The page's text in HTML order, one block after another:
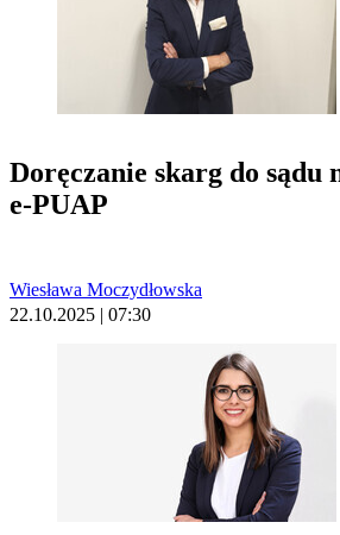
Doręczanie skarg do sądu
e-PUAP
Wiesława Moczydłowska
22.10.2025 | 07:30